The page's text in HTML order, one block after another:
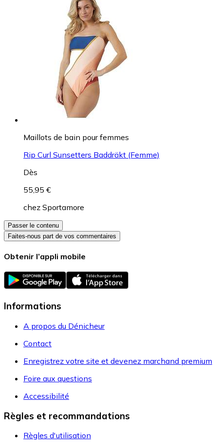
Maillots de bain pour femmes
Rip Curl Sunsetters Baddräkt (Femme)
Dès
55,95 €
chez Sportamore
Passer le contenu
Faites-nous part de vos commentaires
Obtenir l’appli mobile
Informations
A propos du Dénicheur
Contact
Enregistrez votre site et devenez marchand premium
Foire aux questions
Accessibilité
Règles et recommandations
Règles d'utilisation